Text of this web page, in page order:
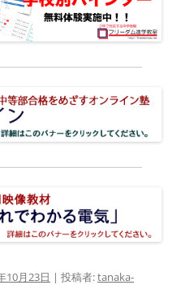
10月23日 | 投稿者:tanaka-